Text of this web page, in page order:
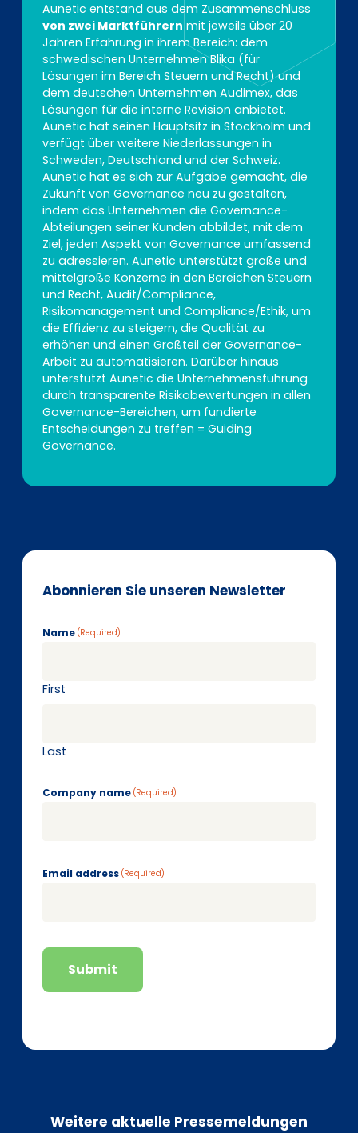
Aunetic entstand aus dem Zusammenschluss
von zwei Marktführern mit jeweils über 20
Jahren Erfahrung in ihrem Bereich: dem
schwedischen Unternehmen Blika (für
Lösungen im Bereich Steuern und Recht) und
dem deutschen Unternehmen Audimex, das
Lösungen für die interne Revision anbietet.
Aunetic hat seinen Hauptsitz in Stockholm und
verfügt über weitere Niederlassungen in
Schweden, Deutschland und der Schweiz.
Aunetic hat es sich zur Aufgabe gemacht, die
Zukunft von Governance neu zu gestalten,
indem das Unternehmen die Governance-
Abteilungen seiner Kunden abbildet, mit dem
Ziel, jeden Aspekt von Governance umfassend
zu adressieren. Aunetic unterstützt große und
mittelgroße Konzerne in den Bereichen Steuern
und Recht, Audit/Compliance,
Risikomanagement und Compliance/Ethik, um
die Effizienz zu steigern, die Qualität zu
erhöhen und einen Großteil der Governance-
Arbeit zu automatisieren. Darüber hinaus
unterstützt Aunetic die Unternehmensführung
durch transparente Risikobewertungen in allen
Governance-Bereichen, um fundierte
Entscheidungen zu treffen = Guiding
Governance.
Abonnieren Sie unseren Newsletter
Name (Required)
First
Last
Company name (Required)
Email address (Required)
Submit
Weitere aktuelle Pressemeldungen